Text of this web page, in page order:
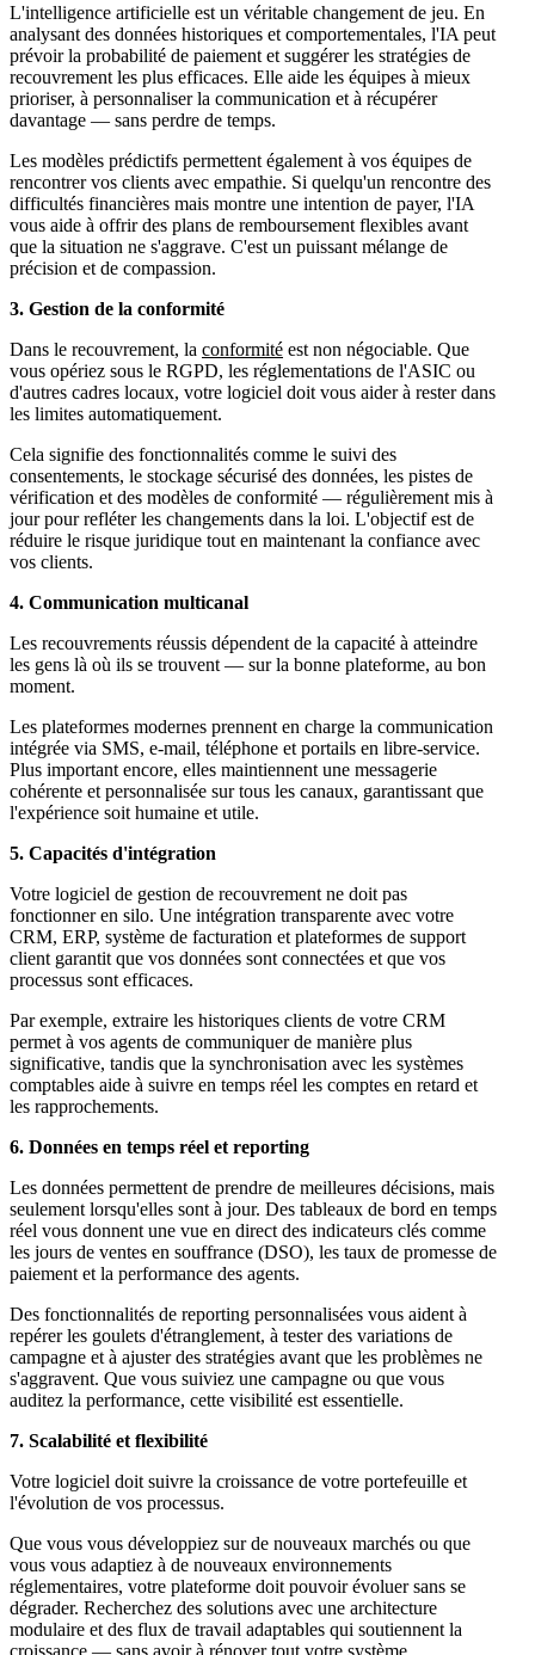
L'intelligence artificielle est un véritable changement de jeu. En
analysant des données historiques et comportementales, l'IA peut
prévoir la probabilité de paiement et suggérer les stratégies de
recouvrement les plus efficaces. Elle aide les équipes à mieux
prioriser, à personnaliser la communication et à récupérer
davantage — sans perdre de temps.
Les modèles prédictifs permettent également à vos équipes de
rencontrer vos clients avec empathie. Si quelqu'un rencontre des
difficultés financières mais montre une intention de payer, l'IA
vous aide à offrir des plans de remboursement flexibles avant
que la situation ne s'aggrave. C'est un puissant mélange de
précision et de compassion.
3. Gestion de la conformité
Dans le recouvrement, la conformité est non négociable. Que
vous opériez sous le RGPD, les réglementations de l'ASIC ou
d'autres cadres locaux, votre logiciel doit vous aider à rester dans
les limites automatiquement.
Cela signifie des fonctionnalités comme le suivi des
consentements, le stockage sécurisé des données, les pistes de
vérification et des modèles de conformité — régulièrement mis à
jour pour refléter les changements dans la loi. L'objectif est de
réduire le risque juridique tout en maintenant la confiance avec
vos clients.
4. Communication multicanal
Les recouvrements réussis dépendent de la capacité à atteindre
les gens là où ils se trouvent — sur la bonne plateforme, au bon
moment.
Les plateformes modernes prennent en charge la communication
intégrée via SMS, e-mail, téléphone et portails en libre-service.
Plus important encore, elles maintiennent une messagerie
cohérente et personnalisée sur tous les canaux, garantissant que
l'expérience soit humaine et utile.
5. Capacités d'intégration
Votre logiciel de gestion de recouvrement ne doit pas
fonctionner en silo. Une intégration transparente avec votre
CRM, ERP, système de facturation et plateformes de support
client garantit que vos données sont connectées et que vos
processus sont efficaces.
Par exemple, extraire les historiques clients de votre CRM
permet à vos agents de communiquer de manière plus
significative, tandis que la synchronisation avec les systèmes
comptables aide à suivre en temps réel les comptes en retard et
les rapprochements.
6. Données en temps réel et reporting
Les données permettent de prendre de meilleures décisions, mais
seulement lorsqu'elles sont à jour. Des tableaux de bord en temps
réel vous donnent une vue en direct des indicateurs clés comme
les jours de ventes en souffrance (DSO), les taux de promesse de
paiement et la performance des agents.
Des fonctionnalités de reporting personnalisées vous aident à
repérer les goulets d'étranglement, à tester des variations de
campagne et à ajuster des stratégies avant que les problèmes ne
s'aggravent. Que vous suiviez une campagne ou que vous
auditez la performance, cette visibilité est essentielle.
7. Scalabilité et flexibilité
Votre logiciel doit suivre la croissance de votre portefeuille et
l'évolution de vos processus.
Que vous vous développiez sur de nouveaux marchés ou que
vous vous adaptiez à de nouveaux environnements
réglementaires, votre plateforme doit pouvoir évoluer sans se
dégrader. Recherchez des solutions avec une architecture
modulaire et des flux de travail adaptables qui soutiennent la
croissance — sans avoir à rénover tout votre système.